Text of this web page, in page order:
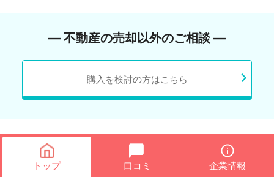
― 不動産の売却以外のご相談 ―
購入を検討の方はこちら
トップ 口コミ 企業情報